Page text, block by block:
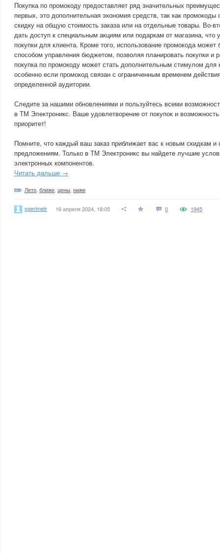
Покупка по промокоду предоставляет ряд значительных
первых, это дополнительная экономия средств, так как
скидку на общую стоимость заказа или на отдельные товары. Во-
дать доступ к специальным акциям или подаркам от магазина, что
покупки для клиента. Кроме того, использование промокода
способом управления бюджетом, позволяя планировать покупки и
покупка по промокоду может стать дополнительным стимулом для
особенно если промокод связан с ограниченным временем
определенной аудитории.
Следите за нашими обновлениями и пользуйтесь всеми
в ТМ Электроникс. Ваше удовлетворение от покупок и
приоритет!
Помните, что каждый ваш заказ приближает вас к новым скидкам и
предложениям. Только в ТМ Электроникс вы найдете лучшие
электронных компонентов.
Читать дальше →
Лето ближе цены ниже
vperimetr 16 апреля 2024, 18:05 0 1945